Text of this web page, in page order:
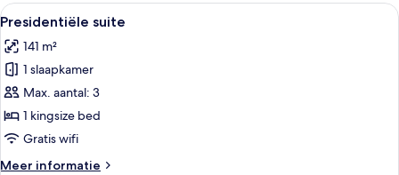
Alle
foto's
voor
Presidentiële
suite
laden
Een hotelkamer met een groot bed,
7
Presidentiële suite
141 m²
1 slaapkamer
Max. aantal: 3
1 kingsize bed
Gratis wifi
Meer informatie
Meer